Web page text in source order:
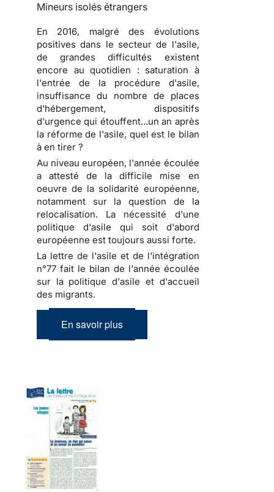
Mineurs isolés étrangers
En 2016, malgré des évolutions
positives dans le secteur de l'asile,
de grandes difficultés existent
encore au quotidien : saturation à
l'entrée de la procédure d'asile,
insuffisance du nombre de places
d'hébergement, dispositifs
d'urgence qui étouffent...un an après
la réforme de l'asile, quel est le bilan
à en tirer ?
Au niveau européen, l'année écoulée
a attesté de la difficile mise en
oeuvre de la solidarité européenne,
notamment sur la question de la
relocalisation. La nécessité d'une
politique d'asile qui soit d'abord
européenne est toujours aussi forte.
La lettre de l'asile et de l'intégration
n°77 fait le bilan de l'année écoulée
sur la politique d'asile et d'accueil
des migrants.
En savoir plus